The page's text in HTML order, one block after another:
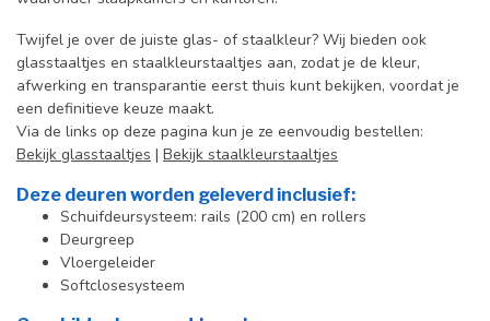
Twijfel je over de juiste glas- of staalkleur? Wij bieden ook
glasstaaltjes en staalkleurstaaltjes aan, zodat je de kleur,
afwerking en transparantie eerst thuis kunt bekijken, voordat je
een definitieve keuze maakt.
Via de links op deze pagina kun je ze eenvoudig bestellen:
Bekijk glasstaaltjes | Bekijk staalkleurstaaltjes
Deze deuren worden geleverd inclusief:
Schuifdeursysteem: rails (200 cm) en rollers
Deurgreep
Vloergeleider
Softclosesysteem